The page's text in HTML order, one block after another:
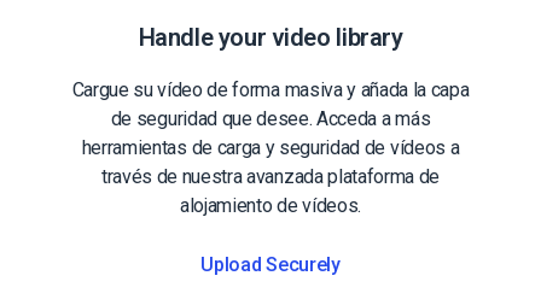
Handle your video library
Cargue su vídeo de forma masiva y añada la capa
de seguridad que desee. Acceda a más
herramientas de carga y seguridad de vídeos a
través de nuestra avanzada plataforma de
alojamiento de vídeos.
Upload Securely